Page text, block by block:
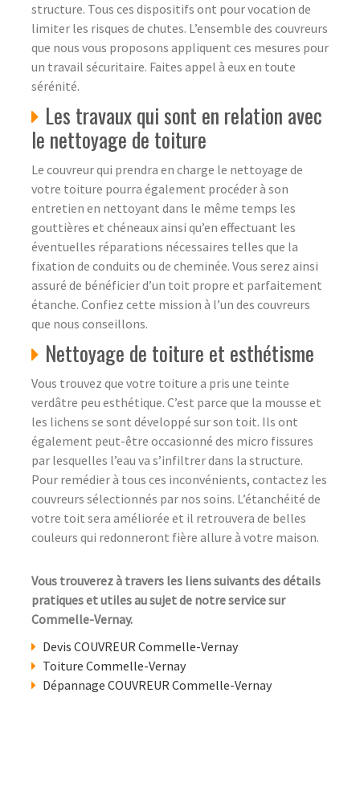
structure. Tous ces dispositifs ont pour vocation de
limiter les risques de chutes. L’ensemble des couvreurs
que nous vous proposons appliquent ces mesures pour
un travail sécuritaire. Faites appel à eux en toute
sérénité.
Les travaux qui sont en relation avec
le nettoyage de toiture
Le couvreur qui prendra en charge le nettoyage de
votre toiture pourra également procéder à son
entretien en nettoyant dans le même temps les
gouttières et chéneaux ainsi qu’en effectuant les
éventuelles réparations nécessaires telles que la
fixation de conduits ou de cheminée. Vous serez ainsi
assuré de bénéficier d’un toit propre et parfaitement
étanche. Confiez cette mission à l’un des couvreurs
que nous conseillons.
Nettoyage de toiture et esthétisme
Vous trouvez que votre toiture a pris une teinte
verdâtre peu esthétique. C’est parce que la mousse et
les lichens se sont développé sur son toit. Ils ont
également peut-être occasionné des micro fissures
par lesquelles l’eau va s’infiltrer dans la structure.
Pour remédier à tous ces inconvénients, contactez les
couvreurs sélectionnés par nos soins. L’étanchéité de
votre toit sera améliorée et il retrouvera de belles
couleurs qui redonneront fière allure à votre maison.
Vous trouverez à travers les liens suivants des détails
pratiques et utiles au sujet de notre service sur
Commelle-Vernay.
Devis COUVREUR Commelle-Vernay
Toiture Commelle-Vernay
Dépannage COUVREUR Commelle-Vernay